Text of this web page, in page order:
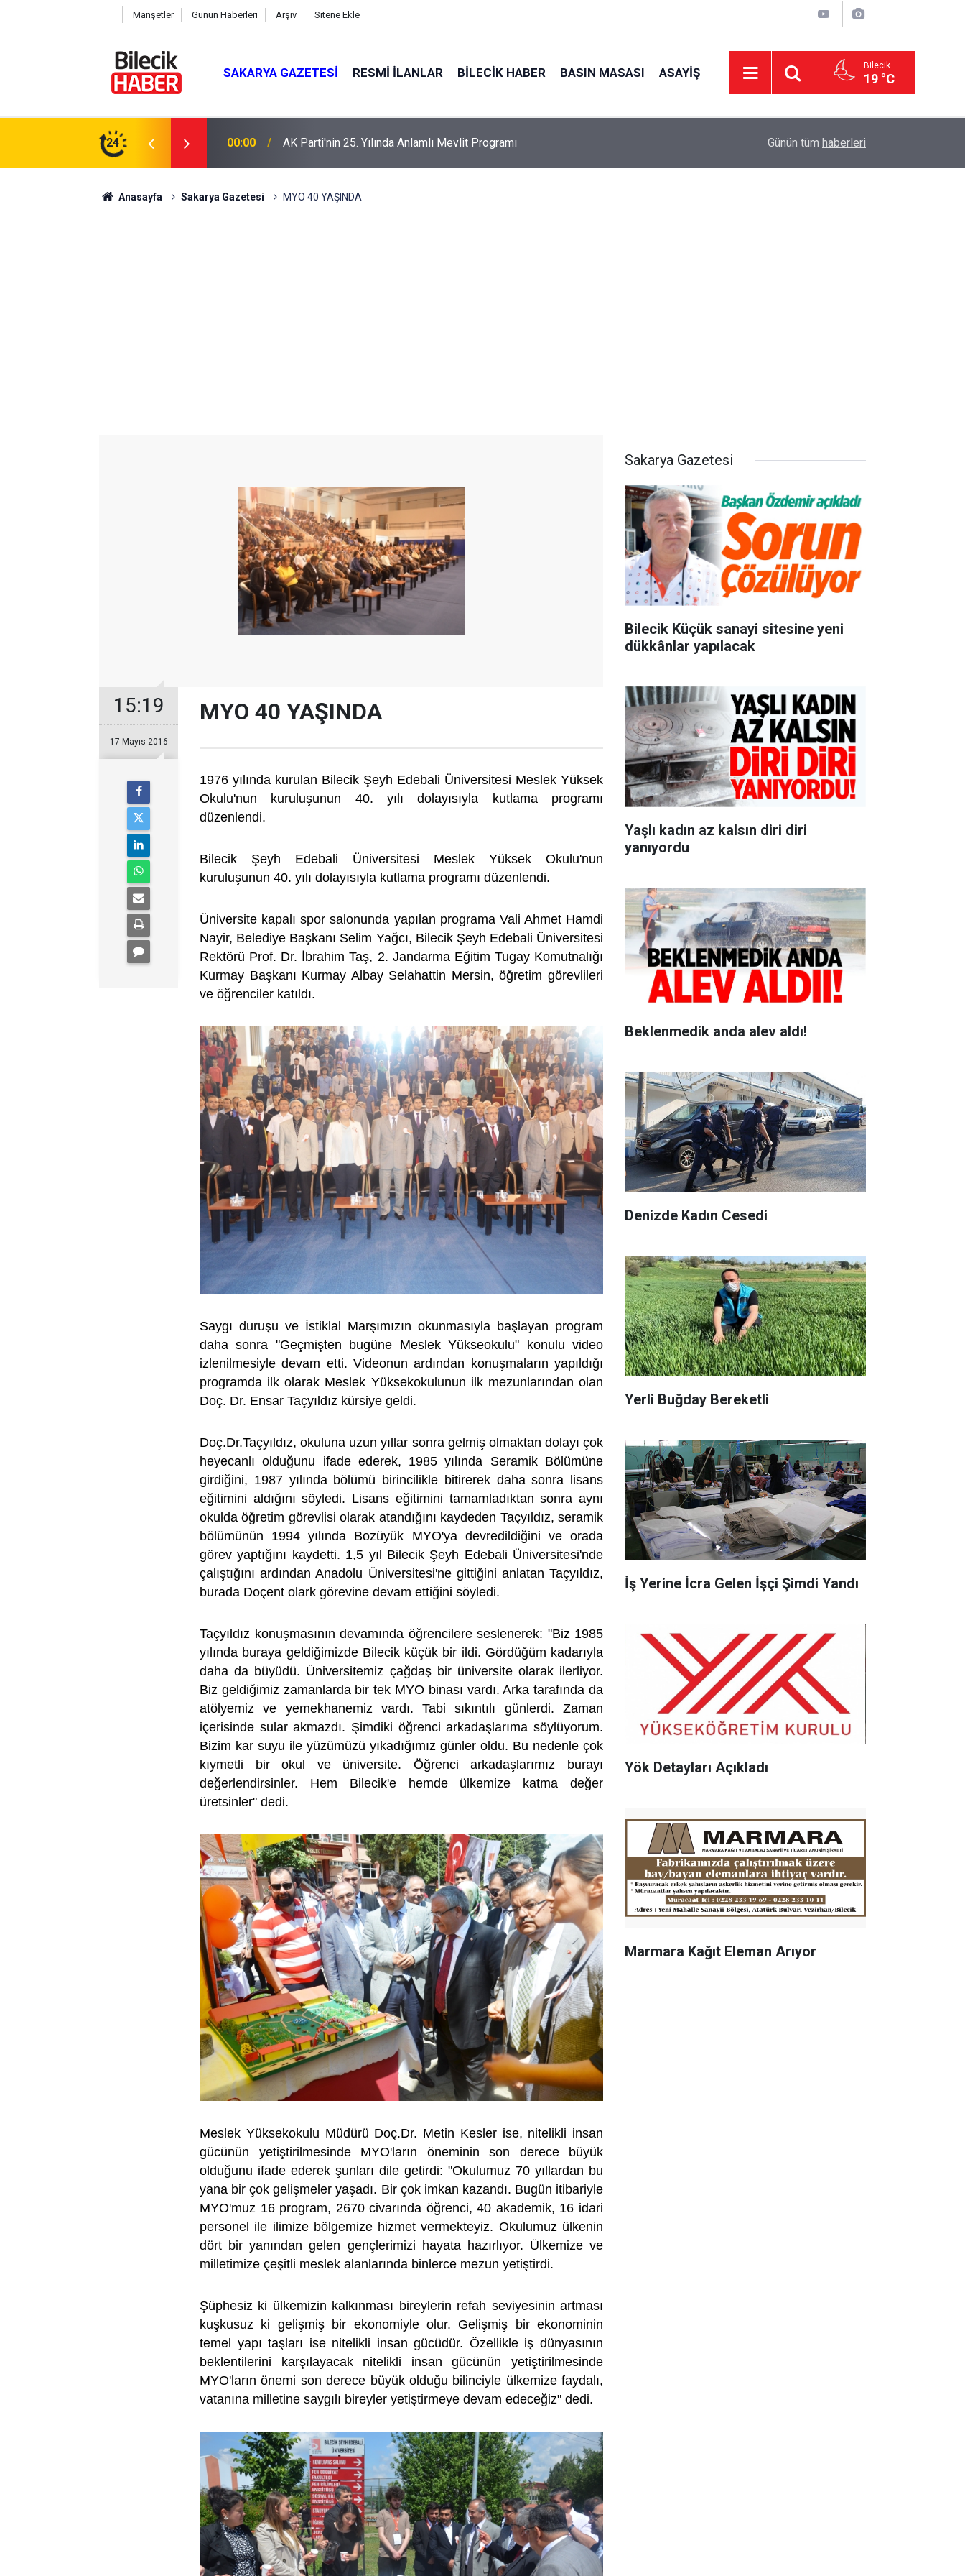
Manşetler Günün Haberleri Arşiv Sitene Ekle
SAKARYA GAZETESI RESMI İLANLAR BILECIK HABER BASIN MASASI ASAYIŞ Bilecik
19 °C
24 16:04 Saman balyaları küle döndü İl Genel Meclisi’nden okullara 1.8 milyon TL
Günün tüm haberleri
Anasayfa Sakarya Gazetesi MYO 40 YAŞINDA
15:19
17 Mayıs 2016
MYO 40 YAŞINDA
1976 yılında kurulan Bilecik Şeyh Edebali Üniversitesi Meslek Yüksek
Okulu'nun kuruluşunun 40. yılı dolayısıyla kutlama programı
düzenlendi.
Bilecik Şeyh Edebali Üniversitesi Meslek Yüksek Okulu'nun
kuruluşunun 40. yılı dolayısıyla kutlama programı düzenlendi.
Üniversite kapalı spor salonunda yapılan programa Vali Ahmet Hamdi
Nayir, Belediye Başkanı Selim Yağcı, Bilecik Şeyh Edebali Üniversitesi
Rektörü Prof. Dr. İbrahim Taş, 2. Jandarma Eğitim Tugay Komutnalığı
Kurmay Başkanı Kurmay Albay Selahattin Mersin, öğretim görevlileri
ve öğrenciler katıldı.
Saygı duruşu ve İstiklal Marşımızın okunmasıyla başlayan program
daha sonra "Geçmişten bugüne Meslek Yükseokulu" konulu video
izlenilmesiyle devam etti. Videonun ardından konuşmaların yapıldığı
programda ilk olarak Meslek Yüksekokulunun ilk mezunlarından olan
Doç. Dr. Ensar Taçyıldız kürsiye geldi.
Doç.Dr.Taçyıldız, okuluna uzun yıllar sonra gelmiş olmaktan dolayı çok
heyecanlı olduğunu ifade ederek, 1985 yılında Seramik Bölümüne
girdiğini, 1987 yılında bölümü birincilikle bitirerek daha sonra lisans
eğitimini aldığını söyledi. Lisans eğitimini tamamladıktan sonra aynı
okulda öğretim görevlisi olarak atandığını kaydeden Taçyıldız, seramik
bölümünün 1994 yılında Bozüyük MYO'ya devredildiğini ve orada
görev yaptığını kaydetti. 1,5 yıl Bilecik Şeyh Edebali Üniversitesi'nde
çalıştığını ardından Anadolu Üniversitesi'ne gittiğini anlatan Taçyıldız,
burada Doçent olark görevine devam ettiğini söyledi.
Taçyıldız konuşmasının devamında öğrencilere seslenerek: "Biz 1985
yılında buraya geldiğimizde Bilecik küçük bir ildi. Gördüğüm kadarıyla
daha da büyüdü. Üniversitemiz çağdaş bir üniversite olarak ilerliyor.
Biz geldiğimiz zamanlarda bir tek MYO binası vardı. Arka tarafında da
atölyemiz ve yemekhanemiz vardı. Tabi sıkıntılı günlerdi. Zaman
içerisinde sular akmazdı. Şimdiki öğrenci arkadaşlarıma söylüyorum.
Bizim kar suyu ile yüzümüzü yıkadığımız günler oldu. Bu nedenle çok
kıymetli bir okul ve üniversite. Öğrenci arkadaşlarımız burayı
değerlendirsinler. Hem Bilecik'e hemde ülkemize katma değer
üretsinler" dedi.
Meslek Yüksekokulu Müdürü Doç.Dr. Metin Kesler ise, nitelikli insan
gücünün yetiştirilmesinde MYO'ların öneminin son derece büyük
olduğunu ifade ederek şunları dile getirdi: "Okulumuz 70 yıllardan bu
yana bir çok gelişmeler yaşadı. Bir çok imkan kazandı. Bugün itibariyle
MYO'muz 16 program, 2670 civarında öğrenci, 40 akademik, 16 idari
personel ile ilimize bölgemize hizmet vermekteyiz. Okulumuz ülkenin
dört bir yanından gelen gençlerimizi hayata hazırlıyor. Ülkemize ve
milletimize çeşitli meslek alanlarında binlerce mezun yetiştirdi.
Şüphesiz ki ülkemizin kalkınması bireylerin refah seviyesinin artması
kuşkusuz ki gelişmiş bir ekonomiyle olur. Gelişmiş bir ekonominin
temel yapı taşları ise nitelikli insan gücüdür. Özellikle iş dünyasının
beklentilerini karşılayacak nitelikli insan gücünün yetiştirilmesinde
MYO'ların önemi son derece büyük olduğu bilinciyle ülkemize faydalı,
vatanına milletine saygılı bireyler yetiştirmeye devam edeceğiz" dedi.
Sakarya Gazetesi
Bilecik Küçük sanayi sitesine yeni
dükkânlar yapılacak
Yaşlı kadın az kalsın diri diri
yanıyordu
Beklenmedik anda alev aldı!
Denizde Kadın Cesedi
Yerli Buğday Bereketli
İş Yerine İcra Gelen İşçi Şimdi Yandı
Yök Detayları Açıkladı
Marmara Kağıt Eleman Arıyor